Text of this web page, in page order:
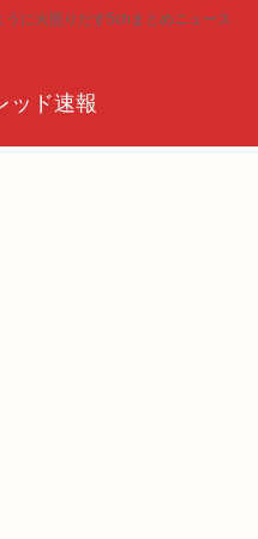
に火照りだす5chまとめニュース
ッド速報